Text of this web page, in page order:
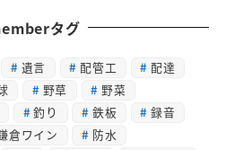
タグ
遺言 配管工
配達
野草
野菜
釣り 鉄板
録音
倉ワイン
防水